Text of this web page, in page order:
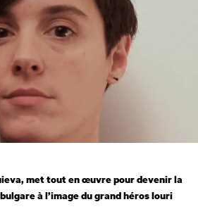
met tout en œuvre pour devenir la
à l’image du grand héros Iouri